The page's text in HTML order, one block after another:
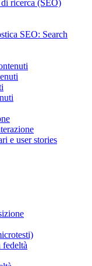
ricerca (SEO)
SEO: Search
e user stories
fedeltà